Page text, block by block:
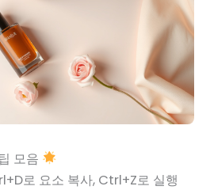
모음
로 요소 복사, Ctrl+Z로 실행